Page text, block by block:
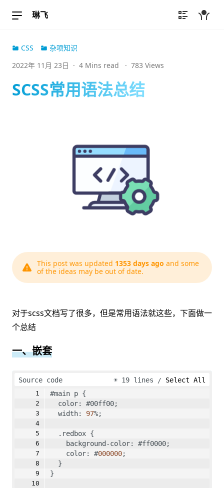
琳飞
CSS
杂项知识
2022年 11月 23日 · 4 Mins read · 783 Views
SCSS常用语法总结
This post was updated 1353 days ago and some
of the ideas may be out of date.
对于scss文档写了很多，但是常用语法就这些，下面做一
个总结
一、嵌套
Source code ☀ 19 lines
Select All
#main p {
  color: #00ff00;
  width:
97%;
  .redbox {
    background-color: #ff0000;
    color: #
000000;
  }
}